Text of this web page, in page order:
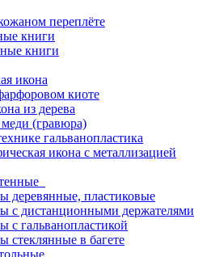
переплёте
книги
книги
икона
киоте
из дерева
(гравюра)
гальванопластика
икона с металлизацией
деревянные, пластиковые
с дистанционными держателями
с гальванопластикой
стеклянные в багете